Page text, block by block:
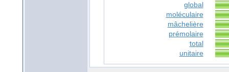
global
moléculaire
mâchelière
prémolaire
total
unitaire